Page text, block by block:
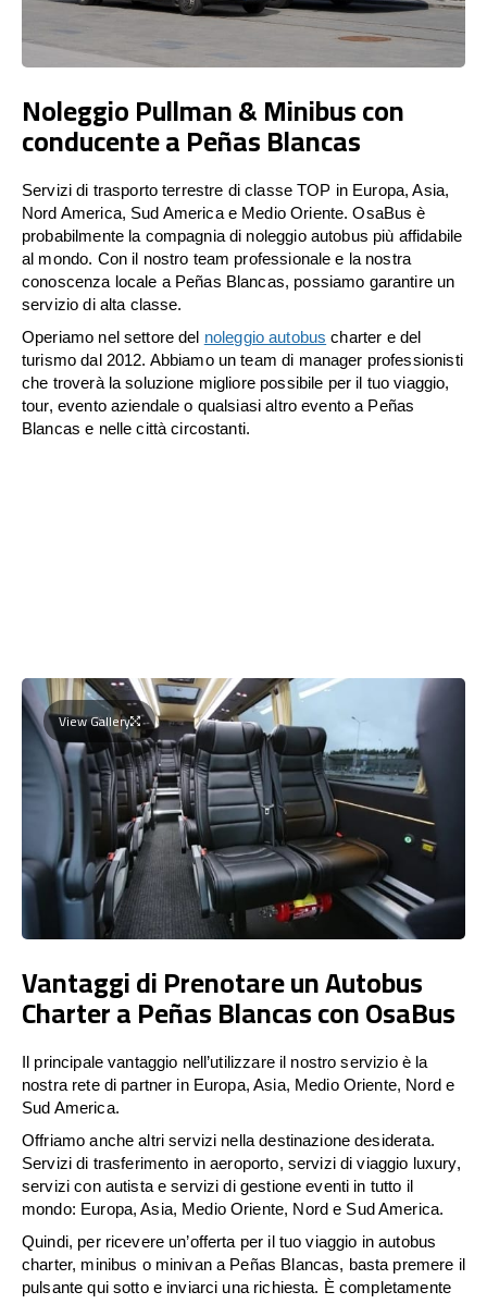
Noleggio Pullman & Minibus con
conducente a Peñas Blancas
Servizi di trasporto terrestre di classe TOP in Europa, Asia,
Nord America, Sud America e Medio Oriente. OsaBus è
probabilmente la compagnia di noleggio autobus più affidabile
al mondo. Con il nostro team professionale e la nostra
conoscenza locale a Peñas Blancas, possiamo garantire un
servizio di alta classe.
Operiamo nel settore del noleggio autobus charter e del
turismo dal 2012. Abbiamo un team di manager professionisti
che troverà la soluzione migliore possibile per il tuo viaggio,
tour, evento aziendale o qualsiasi altro evento a Peñas
Blancas e nelle città circostanti.
View Gallery
Vantaggi di Prenotare un Autobus
Charter a Peñas Blancas con OsaBus
Il principale vantaggio nell’utilizzare il nostro servizio è la
nostra rete di partner in Europa, Asia, Medio Oriente, Nord e
Sud America.
Offriamo anche altri servizi nella destinazione desiderata.
Servizi di trasferimento in aeroporto, servizi di viaggio luxury,
servizi con autista e servizi di gestione eventi in tutto il
mondo: Europa, Asia, Medio Oriente, Nord e Sud America.
Quindi, per ricevere un’offerta per il tuo viaggio in autobus
charter, minibus o minivan a Peñas Blancas, basta premere il
pulsante qui sotto e inviarci una richiesta. È completamente